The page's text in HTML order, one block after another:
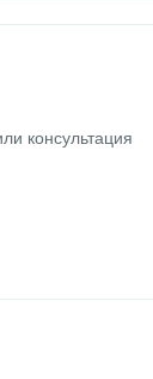
консультация